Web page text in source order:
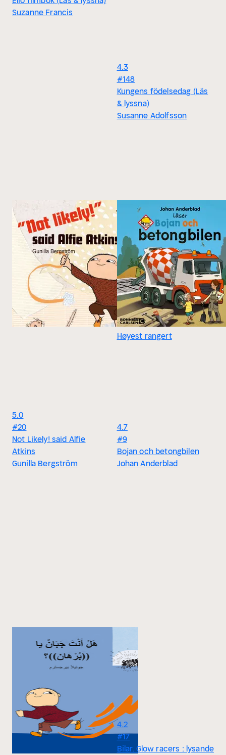
Suzanne Francis
4.3
#148
Kungens födelsedag (Läs
& lyssna)
Susanne Adolfsson
5.0
#20
Not Likely! said Alfie
Atkins
Gunilla Bergström
Høyest rangert
4.7
#9
Bojan och betongbilen
Johan Anderblad
4.2
#17
Bilar. Glow racers : lysande